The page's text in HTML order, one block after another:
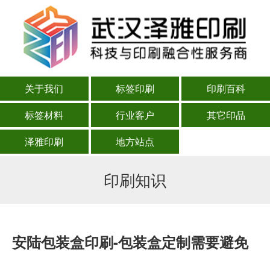
关于我们 标签印刷
印刷百科
标签材料
行业客户
其它印品
泽雅印刷
地方站点
印刷知识
安陆包装盒印刷-包装盒定制需要避免